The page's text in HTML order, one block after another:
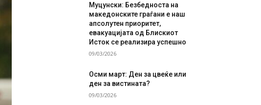
Муцунски: Безбедноста на
македонските граѓани е наш
апсолутен приоритет,
евакуацијата од Блискиот
Исток се реализира успешно
09/03/2026
Осми март: Ден за цвеќе или
ден за вистината?
09/03/2026